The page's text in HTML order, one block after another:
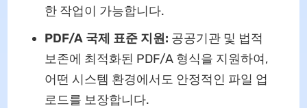
한 작업이 가능합니다.
PDF/A 국제 표준 지원: 공공기관 및 법적
보존에 최적화된 PDF/A 형식을 지원하여,
어떤 시스템 환경에서도 안정적인 파일 업
로드를 보장합니다.